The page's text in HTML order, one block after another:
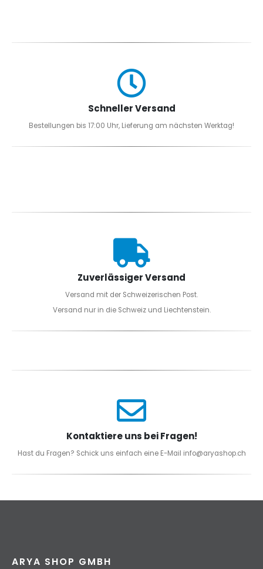
Schneller Versand
Bestellungen bis 17:00 Uhr, Lieferung am nächsten Werktag!
Zuverlässiger Versand
Versand mit der Schweizerischen Post.
Versand nur in die Schweiz und Liechtenstein.
Kontaktiere uns bei Fragen!
Hast du Fragen? Schick uns einfach eine E-Mail info@aryashop.ch
ARYA SHOP GMBH